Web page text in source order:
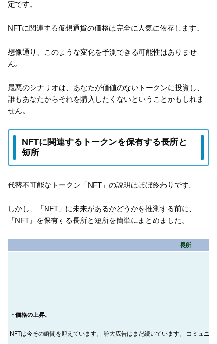
定です。
NFTに関連する仮想通貨の価格は完全に人気に依存します。
想像通り、このような変化を予測できる可能性はありませ
ん。
最悪のシナリオは、あなたが価値のないトークンに投資し、
誰もあなたからそれを購入したくないということかもしれま
せん。
NFTに関連するトークンを保有する長所と
短所
代替不可能なトークン「NFT」の説明はほぼ終わりです。
しかし、「NFT」に未来があるかどうかを推測する前に、
「NFT」を保有する長所と短所を簡単にまとめました。
長所
・価格の上昇。
NFTは今その瞬間を迎えています。 誇大広告はまだ続いています。 コミュニ